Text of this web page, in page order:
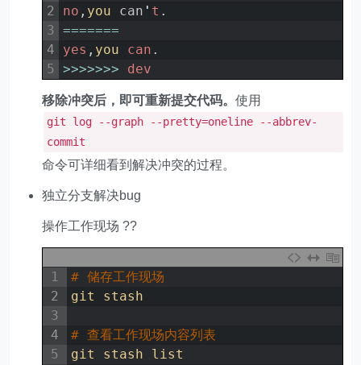
2
3
4
5
no , you can ' t .
=======
yes , you can .
>>>>>>> dev
移除冲突后，即可重新提交代码。使用
git log --graph --pretty=oneline --abbrev-
commit
命令可详细看到解决冲突的过程。
独立分支解决bug
操作工作现场 ??
1
2
3
4
5
# 储存工作现场
git
stash
# 查看工作现场内容列表
git
stash list